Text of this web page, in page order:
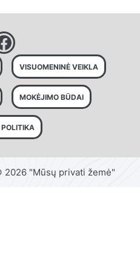
VISUOMENINĖ VEIKLA
MOKĖJIMO BŪDAI
"Mūsų privati žemė"